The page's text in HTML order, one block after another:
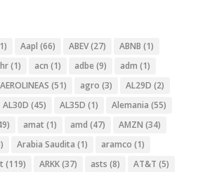
Aapl (66) ABEV(27) ABNB (1)
(1) acn (1) adbe (9) adm (1)
AEROLINEAS (51) agro (3) AL29D (2)
AL30D (45) AL35D (1) Alemania (55)
amat (1) amd (47) AMZN (34)
Arabia Saudita (1) aramco (1)
(119) ARKK(37) asts (8) AT&T (5)